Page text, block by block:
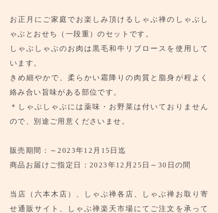
お正月にご家庭でお楽しみ頂けるしゃぶ禅のしゃぶし
ゃぶとおせち（一段重）のセットです。
しゃぶしゃぶのお肉は黒毛和牛リブロースを使用して
います。
きめ細やかで、柔らかい霜降りの肉質と脂身が程よく
絡み合い旨味がある部位です。
＊しゃぶしゃぶには薬味・お野菜は付いておりません
ので、別途ご用意くださいませ。
販売期間：～2023年12月15日迄
商品お届けご指定日：2023年12月25日～30日の間
当店（六本木店）、しゃぶ禅各店、しゃぶ禅お取り寄
せ通販サイト、しゃぶ禅楽天市場にてご注文を承って